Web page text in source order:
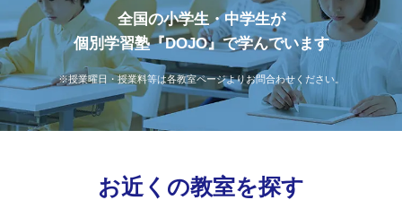
全国の小学生・中学生が
個別学習塾『DOJO』で学んでいます
※授業曜日・授業料等は各教室ページよりお問合わせください。
お近くの教室を探す